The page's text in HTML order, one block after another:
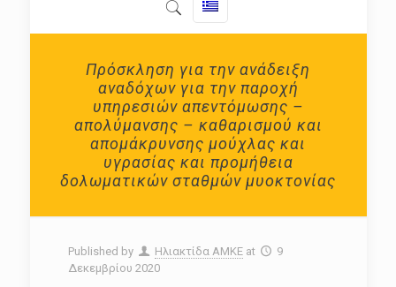
Πρόσκληση για την ανάδειξη
αναδόχων για την παροχή
υπηρεσιών απεντόμωσης –
απολύμανσης – καθαρισμού και
απομάκρυνσης μούχλας και
υγρασίας και προμήθεια
δολωματικών σταθμών μυοκτονίας
Published by Ηλιακτίδα ΑΜΚΕ at
9
Δεκεμβρίου 2020